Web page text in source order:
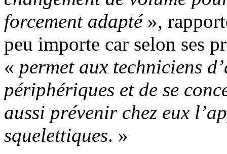
forcement adapté»,
peu importe car selon ses
« permet aux techniciens
périphériques et de se
aussi prévenir chez eux
squelettiques. »